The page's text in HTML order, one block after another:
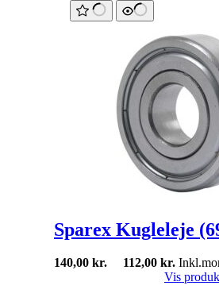
Sparex Kugleleje
140,00 kr. 112,00 kr.
Vis